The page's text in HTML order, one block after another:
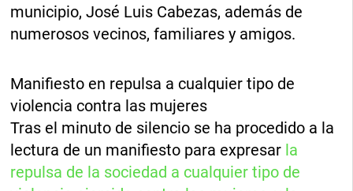
municipio, José Luis Cabezas, además de
numerosos vecinos, familiares y amigos.
Manifiesto en repulsa a cualquier tipo de
violencia contra las mujeres
Tras el minuto de silencio se ha procedido a la
lectura de un manifiesto para expresar la
repulsa de la sociedad a cualquier tipo de